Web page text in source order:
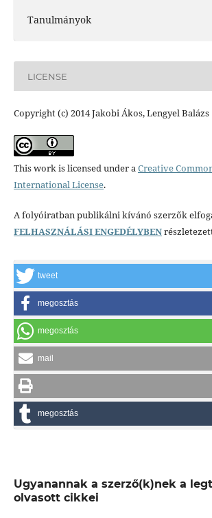
Tanulmányok
LICENSE
Copyright (c) 2014 Jakobi Ákos, Lengyel Balázs
This work is licensed under aCreative
International License.
A folyóiratban publikálni kívánó szerzők
FELHASZNÁLÁSI ENGEDÉLYBEN
tweet
megosztás
megosztás
mail
megosztás
Ugyanannak a szerző(k)nek a
olvasott cikkei